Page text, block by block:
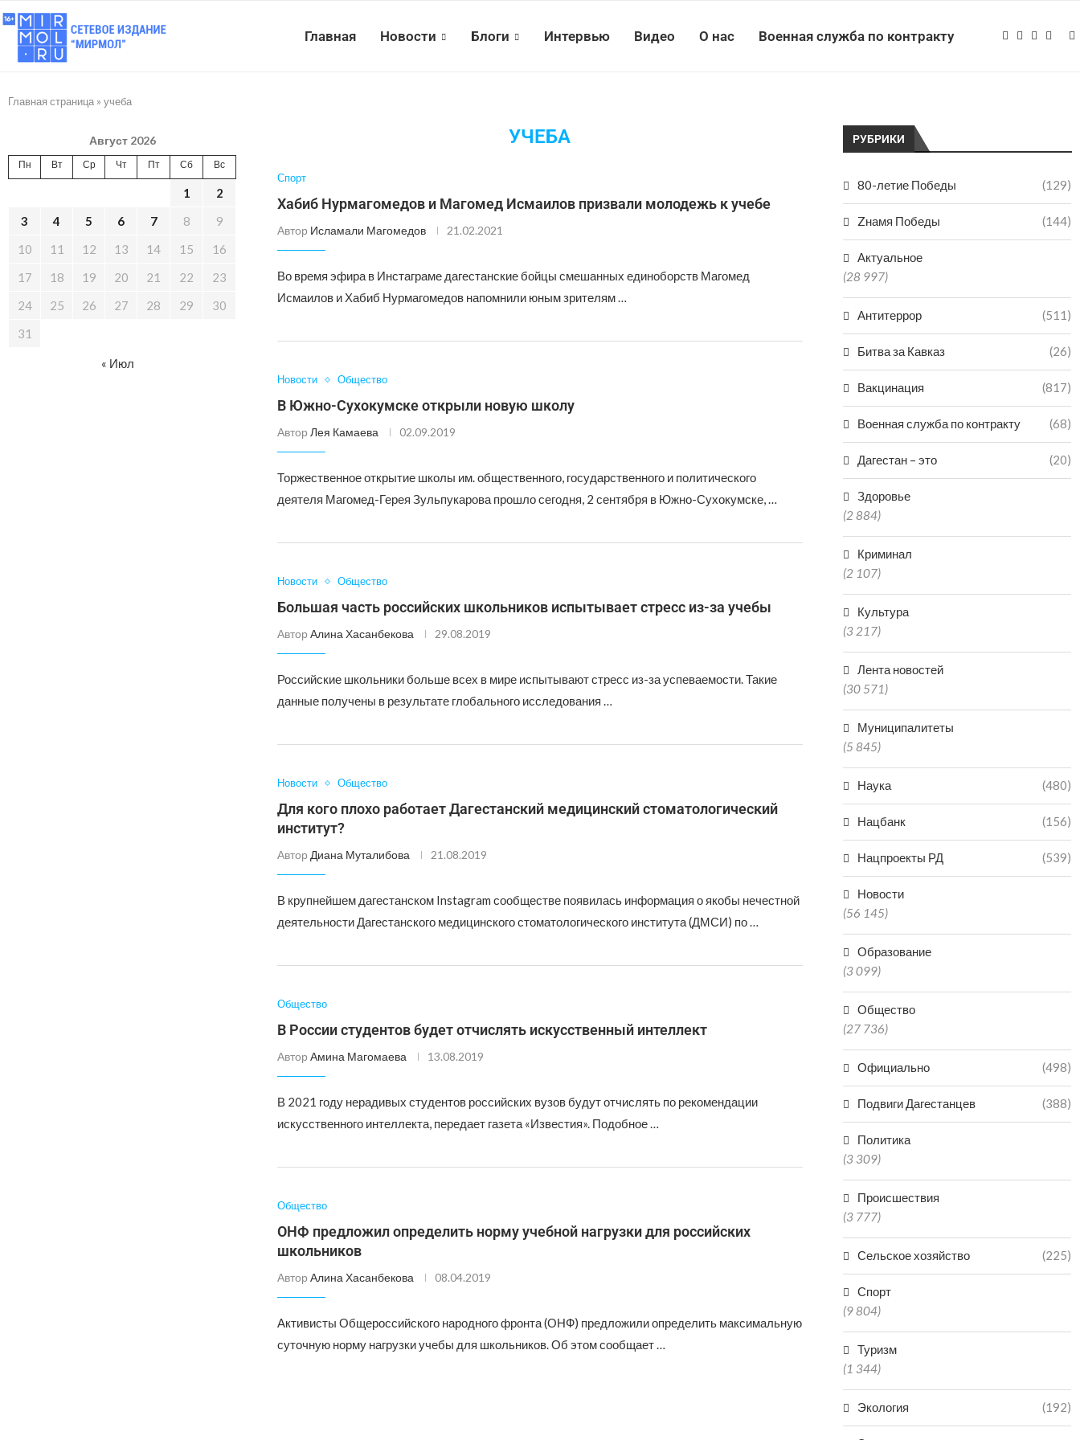
Главная Новости Блоги Интервью Видео О нас Военная служба по контракту
Главная страница » учеба
УЧЕБА
Спорт
Хабиб Нурмагомедов и Магомед Исмаилов призвали молодежь к учебе
Автор Исламали Магомедов 21.02.2021
Во время эфира в Инстаграме дагестанские бойцы смешанных единоборств Магомед
Исмаилов и Хабиб Нурмагомедов напомнили юным зрителям …
Новости Общество
В Южно-Сухокумске открыли новую школу
Автор Лея Камаева 02.09.2019
Торжественное открытие школы им. общественного, государственного и политического
деятеля Магомед-Герея Зульпукарова прошло сегодня, 2 сентября в Южно-Сухокумске, …
Новости Общество
Большая часть российских школьников испытывает стресс из-за учебы
Автор Алина Хасанбекова 29.08.2019
Российские школьники больше всех в мире испытывают стресс из-за успеваемости. Такие
данные получены в результате глобального исследования …
Новости Общество
Для кого плохо работает Дагестанский медицинский стоматологический
институт?
Автор Диана Муталибова 21.08.2019
В крупнейшем дагестанском Instagram сообществе появилась информация о якобы нечестной
деятельности Дагестанского медицинского стоматологического института (ДМСИ) по …
Общество
В России студентов будет отчислять искусственный интеллект
Автор Амина Магомаева 13.08.2019
В 2021 году нерадивых студентов российских вузов будут отчислять по рекомендации
искусственного интеллекта, передает газета «Известия». Подобное …
Общество
ОНФ предложил определить норму учебной нагрузки для российских
школьников
Автор Алина Хасанбекова 08.04.2019
Активисты Общероссийского народного фронта (ОНФ) предложили определить максимальную
суточную норму нагрузки учебы для школьников. Об этом сообщает …
РУБРИКИ
80-летие Победы (129)
Zнамя Победы (144)
Актуальное
(28 997)
Антитеррор (511)
Битва за Кавказ (26)
Вакцинация (817)
Военная служба по контракту (68)
Дагестан – это (20)
Здоровье
(2 884)
Криминал
(2 107)
Культура
(3 217)
Лента новостей
(30 571)
Муниципалитеты
(5 845)
Наука (480)
Нацбанк (156)
Нацпроекты РД (539)
Новости
(56 145)
Образование
(3 099)
Общество
(27 736)
Официально (498)
Подвиги Дагестанцев (388)
Политика
(3 309)
Происшествия
(3 777)
Сельское хозяйство (225)
Спорт
(9 804)
Туризм
(1 344)
Экология (192)
Август 2026
Пн Вт Ср Чт Пт Сб Вс
1
2
3
4 5 6 7 8
9
10
11 12 13 14 15
16
17
18 19 20 21 22
23
24
25 26 27 28 29
30
31
« Июл